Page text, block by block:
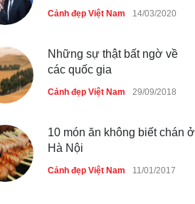
Cảnh đẹp Việt Nam 14/03/2020
Những sự thật bất ngờ về
các quốc gia
Cảnh đẹp Việt Nam 29/09/2018
10 món ăn không biết chán ở
Hà Nội
Cảnh đẹp Việt Nam 11/01/2017